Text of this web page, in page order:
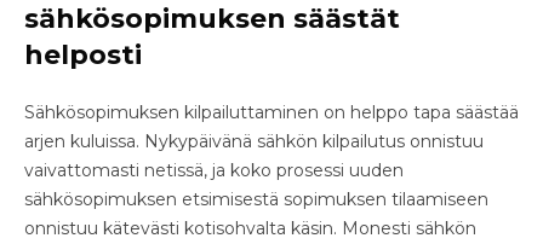
sähkösopimuksen säästät
helposti
Sähkösopimuksen kilpailuttaminen on helppo tapa säästää
arjen kuluissa. Nykypäivänä sähkön kilpailutus onnistuu
vaivattomasti netissä, ja koko prosessi uuden
sähkösopimuksen etsimisestä sopimuksen tilaamiseen
onnistuu kätevästi kotisohvalta käsin. Monesti sähkön